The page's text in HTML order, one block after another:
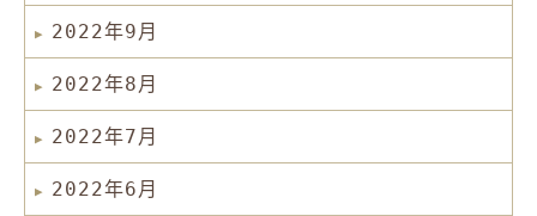
2022年9月
2022年8月
2022年7月
2022年6月